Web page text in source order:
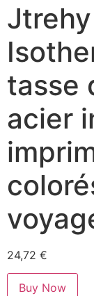
Jtrehy
tasse
acier
24,72 €
Buy Now